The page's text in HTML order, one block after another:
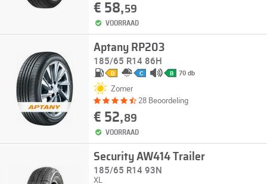
€ 58,59
VOORRAAD
Aptany RP203
185/65 R14 86H
D C B 70 db
Zomer
28 Beoordeling
€ 52,89
VOORRAAD
Security AW414 Trailer
185/65 R14 93N
XL